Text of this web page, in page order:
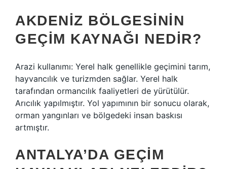
AKDENIZ BÖLGESININ
GEÇIM KAYNAĞI NEDIR?
Arazi kullanımı: Yerel halk genellikle geçimini tarım,
hayvancılık ve turizmden sağlar. Yerel halk
tarafından ormancılık faaliyetleri de yürütülür.
Arıcılık yapılmıştır. Yol yapımının bir sonucu olarak,
orman yangınları ve bölgedeki insan baskısı
artmıştır.
ANTALYA’DA GEÇIM